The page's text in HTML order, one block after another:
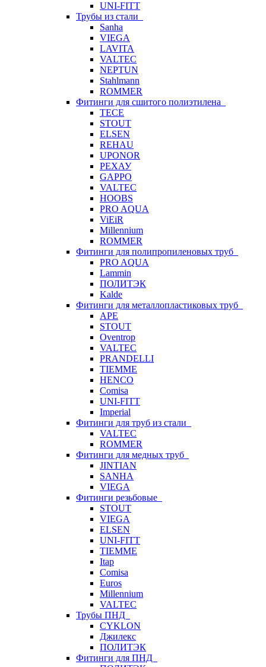
UNI-FITT
Трубы из стали
Sanha
VIEGA
LAVITA
VALTEC
NEPTUN
Stahlmann
ROMMER
Фитинги для сшитого полиэтилена
TECE
STOUT
ELSEN
REHAU
UPONOR
РЕХАУ
GAPPO
VALTEC
HOOBS
PRO AQUA
ViEiR
Millennium
ROMMER
Фитинги для полипропиленовых труб
PRO AQUA
Lammin
ПОЛИТЭК
Kalde
Фитинги для металлопластиковых труб
APE
STOUT
Oventrop
VALTEC
PRANDELLI
TIEMME
HENCO
Comisa
UNI-FITT
Imperial
Фитинги для труб из стали
VALTEC
ROMMER
Фитинги для медных труб
JINTIAN
SANHA
VIEGA
Фитинги резьбовые
STOUT
VIEGA
ELSEN
UNI-FITT
TIEMME
Itap
Comisa
Euros
Millennium
VALTEC
Трубы ПНД
CYKLON
Джилекс
ПОЛИТЭК
Фитинги для ПНД